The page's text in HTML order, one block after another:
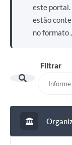
este portal.
estão
no formato
Filtrar